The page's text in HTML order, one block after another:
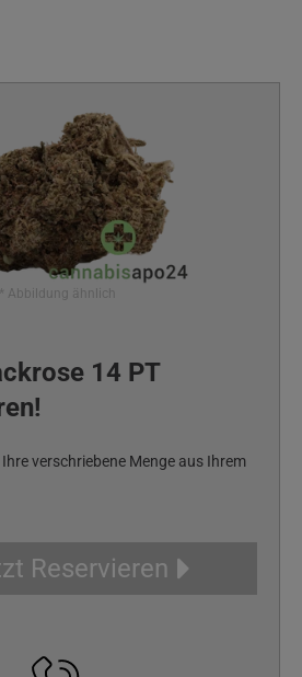
* Abbildung ähnlich
14 PT
verschriebene Menge aus Ihrem
Reservieren